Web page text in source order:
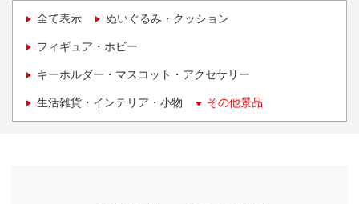
全て表示 ぬいぐるみ・クッション
フィギュア・ホビー
キーホルダー・マスコット・アクセサリー
生活雑貨・インテリア・小物 その他景品